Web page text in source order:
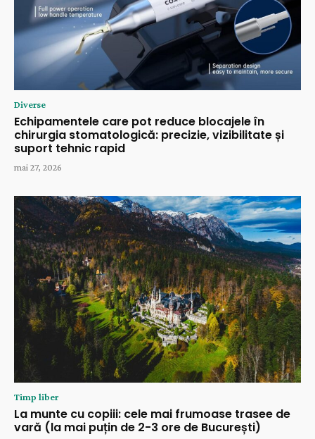
Diverse
Echipamentele care pot reduce blocajele în
chirurgia stomatologică: precizie, vizibilitate și
suport tehnic rapid
mai 27, 2026
Timp liber
La munte cu copiii: cele mai frumoase trasee de
vară (la mai puțin de 2-3 ore de București)